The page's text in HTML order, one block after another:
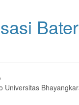
Universitas